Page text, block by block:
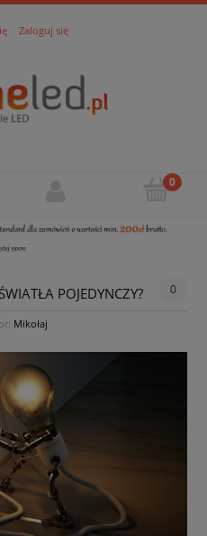
Zaloguj się
POJEDYNCZY? 0
Mikołaj